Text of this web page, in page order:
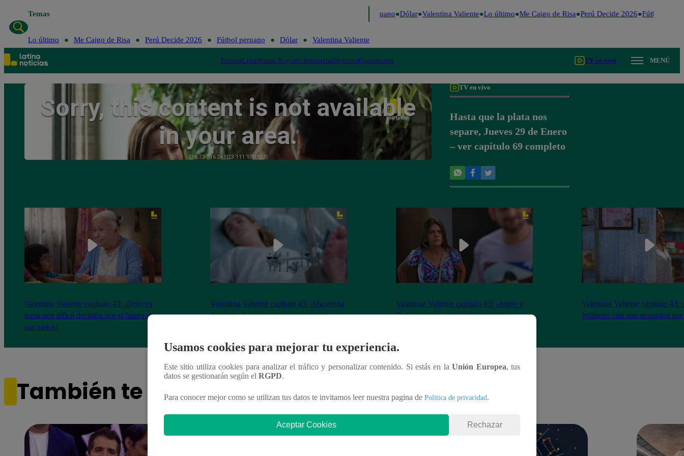
Temas Fútbol peruano Dólar Valentina Valiente Lo último Me Caigo de Risa Perú Decide 2026 Fútbol
Lo último Me Caigo de Risa Perú Decide 2026 Fútbol peruano Dólar Valentina Valiente
PolíticaLimaMundoTe ayudoTendenciasDeportesEspectáculos TV en vivo MENÚ
TV en vivo
Hasta que la plata nos
separe, Jueves 29 de Enero
– ver capítulo 69 completo
Valentina Valiente capítulo 43: ¡Dolores
toma una difícil decisión por el futuro de
sus nietos!
Valentina Valiente capítulo 43: ¡Macarena
despierta desorientada tras accidente!
Valentina Valiente capítulo 43: ¡Jenny y
Gabo rompen su negocio tras tenso
Valentina Valiente capítulo 43:
Wilfredo casi son atrapados
También te puede interesar
Usamos cookies para mejorar tu experiencia.
Este sitio utiliza cookies para analizar el tráfico y personalizar contenido. Si estás en laUnión Europea, tus
datos se gestionarán según el RGPD.
Para conocer mejor como se utilizan tus datos te invitamos leer nuestra pagina de Política de privacidad.
Aceptar Cookies Rechazar